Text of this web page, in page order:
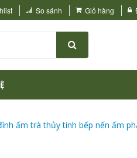
So sánh Giỏ hàng
ấm trà thủy tinh bếp nến ấm